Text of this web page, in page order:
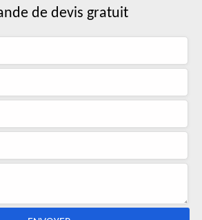
de devis gratuit